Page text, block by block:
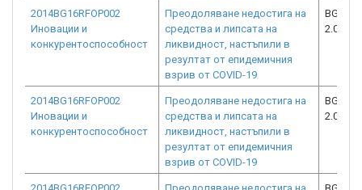
2014BG16RFOP002
Иновации и
конкурентоспособност
Преодоляване недостига на
средства и липсата на
ликвидност, настъпили в
резултат от епидемичния
взрив от COVID-19
2.073-
2014BG16RFOP002
Иновации и
конкурентоспособност
Преодоляване недостига на
средства и липсата на
ликвидност, настъпили в
резултат от епидемичния
взрив от COVID-19
2.073-